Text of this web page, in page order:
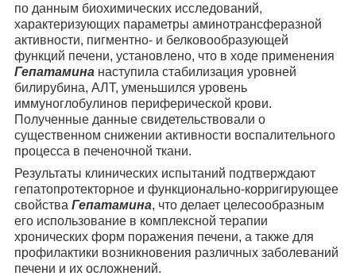
по данным биохимических исследований,
характеризующих параметры аминотрансферазной
активности, пигментно- и белковообразующей
функций печени, установлено, что в ходе применения
Гепатамина наступила стабилизация уровней
билирубина, АЛТ, уменьшился уровень
иммуноглобулинов периферической крови.
Полученные данные свидетельствовали о
существенном снижении активности воспалительного
процесса в печеночной ткани.
Результаты клинических испытаний подтверждают
гепатопротекторное и функционально-корригирующее
свойства Гепатамина, что делает целесообразным
его использование в комплексной терапии
хронических форм поражения печени, а также для
профилактики возникновения различных заболеваний
печени и их осложнений.